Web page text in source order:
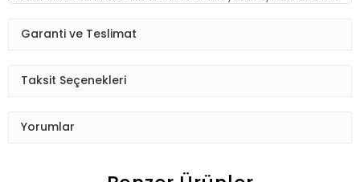
Garanti ve Teslimat
Taksit Seçenekleri
Yorumlar